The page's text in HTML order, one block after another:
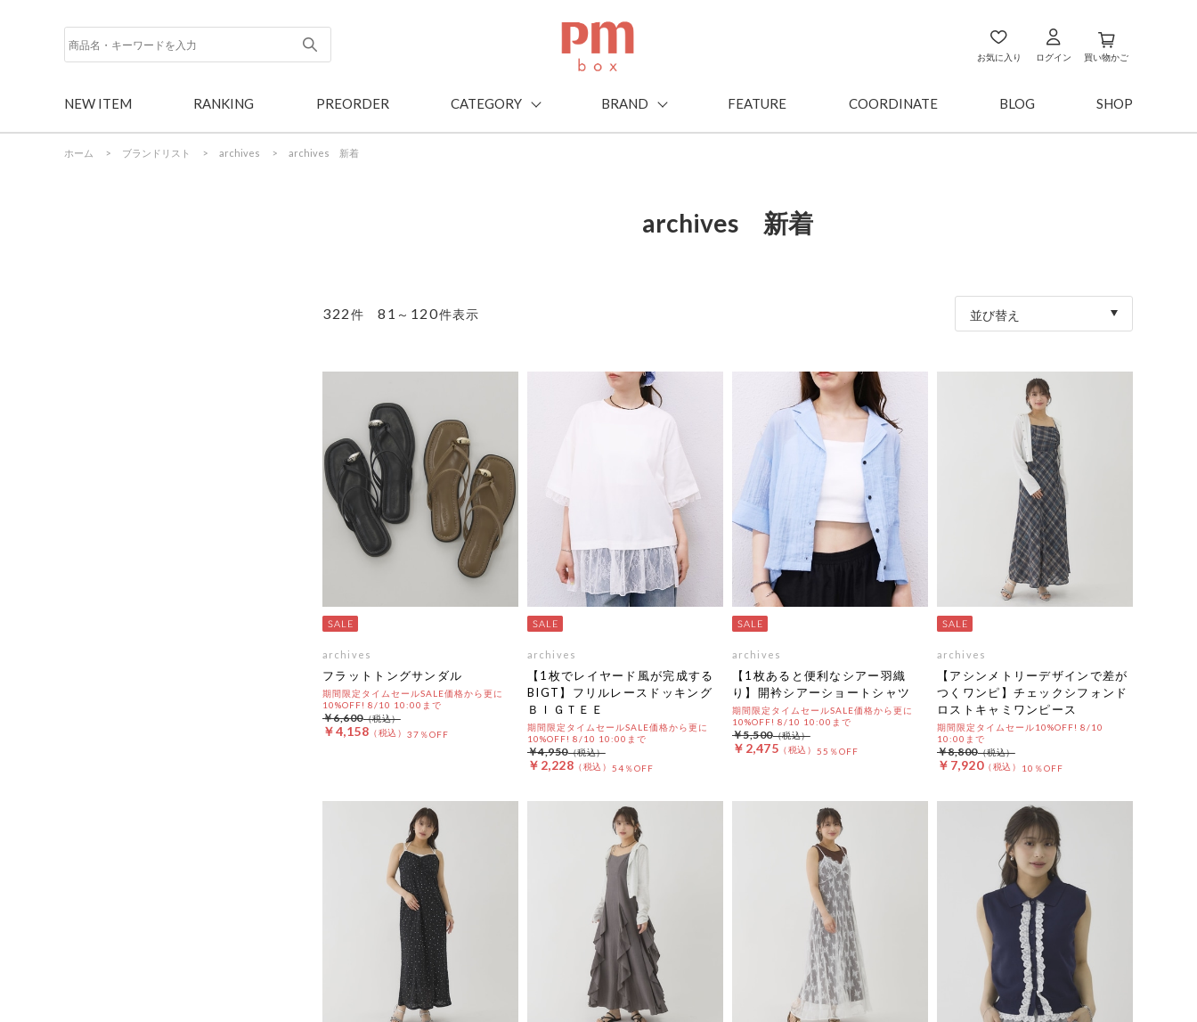
お気に入り ログイン 買い物かご
NEW ITEM RANKING PREORDER CATEGORY BRAND FEATURE COORDINATE BLOG SHOP
ホーム > ブランドリスト > archives > archives 新着
archives 新着
322件 81 ～ 120件表示 並び替え
archives
フラットトングサンダル
期間限定タイムセールSALE価格から更に
10%OFF! 8/10 10:00まで
￥4,158 37％OFF
￥6,600
archives
【1枚でレイヤード風が完成する
BIGT】フリルレースドッキング
ＢＩＧＴＥＥ
期間限定タイムセールSALE価格から更に
10%OFF! 8/10 10:00まで
￥2,228 54％OFF
￥4,950
archives
【1枚あると便利なシアー羽織
り】開衿シアーショートシャツ
期間限定タイムセールSALE価格から更に
10%OFF! 8/10 10:00まで
￥2,475 55％OFF
￥5,500
archives
【アシンメトリーデザインで差が
つくワンピ】チェックシフォンド
ロストキャミワンピース
期間限定タイムセール10%OFF! 8/10
10:00まで
￥7,920 10％OFF
￥8,800